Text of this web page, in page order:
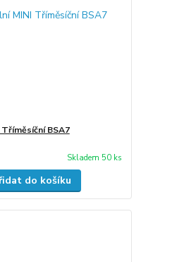
BSA7
Skladem 50 ks
do košíku